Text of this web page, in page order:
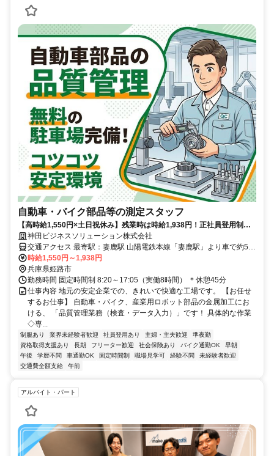
自動車・バイク部品等の測定スタッフ
【高時給1,550円×土日祝休み】残業時は時給1,938円！正社員登用制度
ありで安定して長く働ける環境です★
神田ビジネスソリューション株式会社
交通アクセス 最寄駅：妻鹿駅 山陽電鉄本線「妻鹿駅」より車で約5分
✅️車・バイク通勤OK ✅️無料駐車場完備！
時給1,550円～1,938円
兵庫県姫路市
勤務時間 固定時間制 8:20～17:05（実働8時間） ＊休憩45分
仕事内容 地元の安定企業での、きれいで快適な工場です。 【お任せ
するお仕事】 自動車・バイク、産業用ロボット部品の金属加工にお
ける、 「品質管理業務（検査・データ入力）」です！ 具体的な作業
◇専...
制服あり 業界未経験者歓迎 社員登用あり 主婦・主夫歓迎
準夜勤
資格取得支援あり
長期 フリーター歓迎 社会保険あり バイク通勤OK
早朝
午後
学歴不問 車通勤OK 固定時間制 職場見学可 経験不問
未経験者歓迎
交通費全額支給
午前
アルバイト・パート